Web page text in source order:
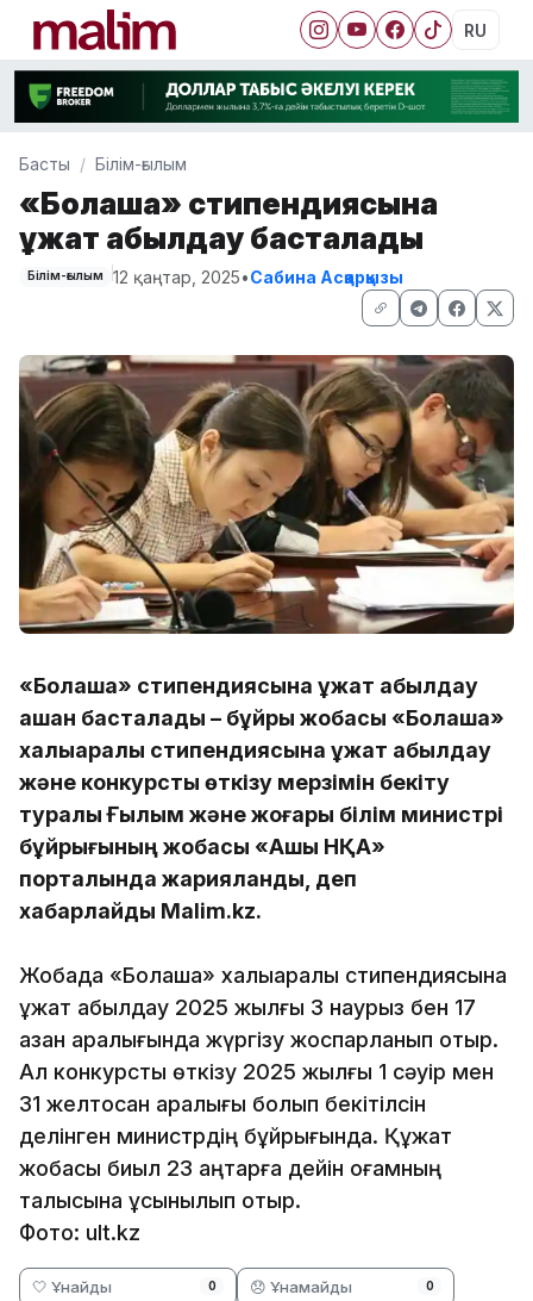
RU
Басты Білім-ғылым
«Болашақ» стипендиясына
құжат қабылдау басталады
Білім-ғылым 12 қаңтар, 2025•Сабина Асқарқызы
«Болашақ» стипендиясына құжат қабылдау
қашан басталады – бұйрық жобасы «Болашақ»
халықаралық стипендиясына құжат қабылдау
және конкурсты өткізу мерзімін бекіту
туралы Ғылым және жоғары білім министрі
бұйрығының жобасы «Ашық НҚА»
порталында жарияланды, деп
хабарлайды Malim.kz.
Жобада «Болашақ» халықаралық стипендиясына
құжат қабылдау 2025 жылғы 3 наурыз бен 17
қазан аралығында жүргізу жоспарланып отыр.
Ал конкурсты өткізу 2025 жылғы 1 сәуір мен
31 желтоқсан аралығы болып бекітілсін
делінген министрдің бұйрығында. Құжат
жобасы биыл 23 қаңтарға дейін қоғамның
талқысына ұсынылып отыр.
Фото: ult.kz
🤍 Ұнайды 0 😞 Ұнамайды 0